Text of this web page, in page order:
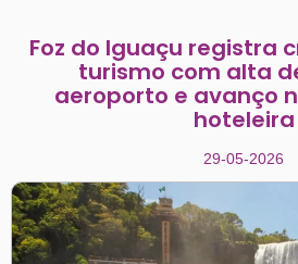
Foz do Iguaçu registra
turismo com alta
aeroporto e avanço
hoteleira
29-05-2026